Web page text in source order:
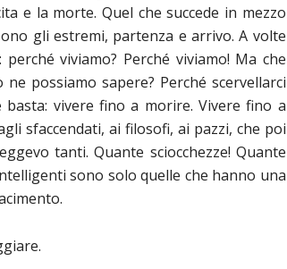
e la morte. Quel che succede in mezzo
gli estremi, partenza e arrivo. A volte
viviamo? Perché viviamo! Ma che
possiamo sapere? Perché scervellarci
basta: vivere fino a morire. Vivere fino a
sfaccendati, ai filosofi, ai pazzi, che poi
tanti. Quante sciocchezze! Quante
sono solo quelle che hanno una